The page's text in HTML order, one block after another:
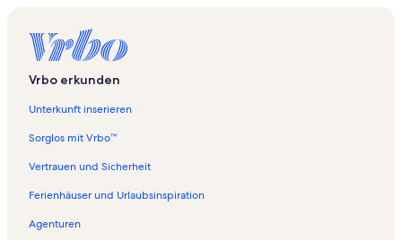
d
e
d
e
f
l
e
d
Vrbo erkunden
Unterkunft inserieren
Sorglos mit Vrbo™
Vertrauen und Sicherheit
Ferienhäuser und Urlaubsinspiration
Agenturen